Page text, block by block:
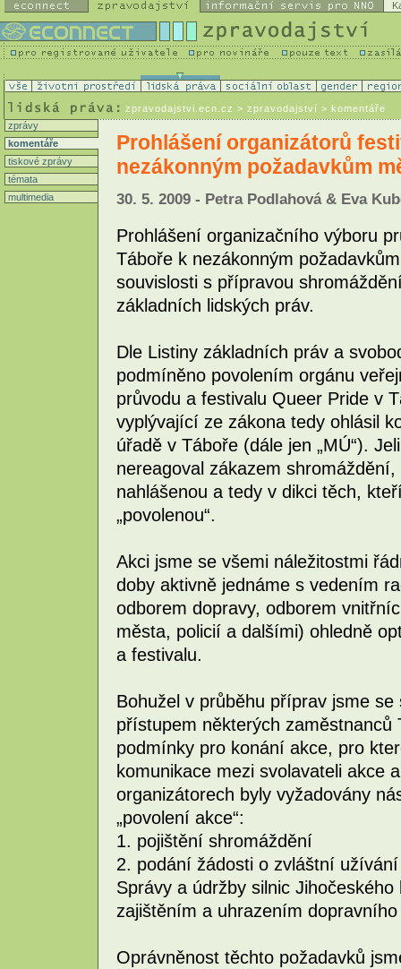
zpravodajstvi.ecn.cz > zpravodajství > komentáře
zprávy
komentáře
tiskové zprávy
témata
multimedia
Prohlášení organizátorů
nezákonným požadavkům
30. 5. 2009 - Petra Podlahová & Eva
Prohlášení organizačního výboru
Táboře k nezákonným
souvislosti s přípravou
základních lidských práv.
Dle Listiny základních práv a
podmíněno povolením orgánu
průvodu a festivalu Queer Pride v
vyplývající ze zákona tedy ohlásil
úřadě v Táboře (dále jen „MÚ“).
nereagoval zákazem
nahlášenou a tedy v dikci těch,
„povolenou“.
Akci jsme se všemi náležitostmi
doby aktivně jednáme s vedením
odborem dopravy, odborem
města, policií a dalšími) ohledně
a festivalu.
Bohužel v průběhu příprav jsme
přístupem některých zaměstnanců
podmínky pro konání akce, pro
komunikace mezi svolavateli akce
organizátorech byly vyžadovány
„povolení akce“:
1. pojištění shromáždění
2. podání žádosti o zvláštní
Správy a údržby silnic
zajištěním a uhrazením
Oprávněnost těchto požadavků